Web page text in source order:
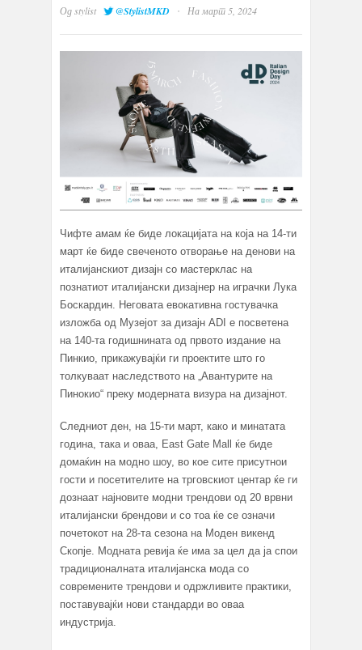
Одstylist @StylistMKD · На март 5, 2024
Чифте амам ќе биде локацијата на која на 14-ти
март ќе биде свеченото отворање на денови на
италијанскиот дизајн со мастерклас на
познатиот италијански дизајнер на играчки Лука
Боскардин. Неговата евокативна гостувачка
изложба од Музејот за дизајн ADI е посветена
на 140-та годишнината од првото издание на
Пинкио, прикажувајќи ги проектите што го
толкуваат наследството на „Авантурите на
Пинокио“ преку модерната визура на дизајнот.
Следниот ден, на 15-ти март, како и минатата
година, така и оваа, East Gate Mall ќе биде
домаќин на модно шоу, во кое сите присутнои
гости и посетителите на трговскиот центар ќе ги
дознаат најновите модни трендови од 20 врвни
италијански брендови и со тоа ќе се означи
почетокот на 28-та сезона на Моден викенд
Скопје. Модната ревија ќе има за цел да ја спои
традиционалната италијанска мода со
современите трендови и одржливите практики,
поставувајќи нови стандарди во оваа
индустрија.